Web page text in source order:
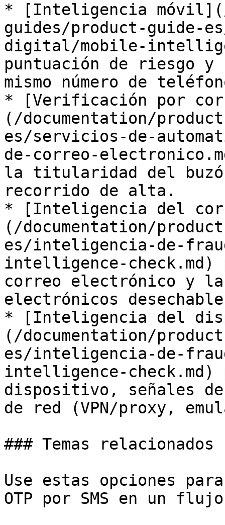
* [Inteligencia móvil](/
guides/product-guide-
digital/mobile-
puntuación de riesgo
mismo número de
* [Verificación por
(/documentation/
es/servicios-de-
de-correo-
la titularidad del buzón
recorrido de alta.
* [Inteligencia del
(/documentation/
es/inteligencia-de-
intelligence-
correo electrónico y
electrónicos
* [Inteligencia del
(/documentation/
es/inteligencia-de-
intelligence-
dispositivo, señales
de red (VPN/proxy,
### Temas relacionados
Use estas opciones
OTP por SMS en un